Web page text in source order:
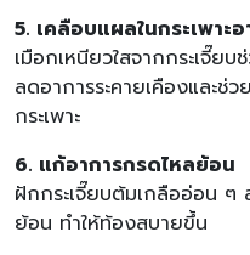
5. เคลือบแผลในกระเพาะอ
เมือกเหนียวใสจากกระเจี๊ยบ
ลดอาการระคายเคืองและช่
กระเพาะ
6. แก้อาการกรดไหลย้อน
ฝักกระเจี๊ยบต้มเกลืออ่อน ๆ
ย้อน ทำให้ท้องสบายขึ้น